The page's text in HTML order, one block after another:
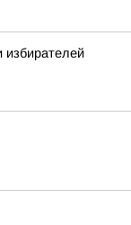
избирателей